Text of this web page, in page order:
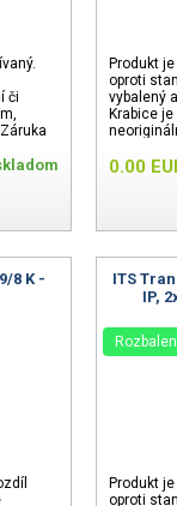
či
Produkt
oproti
vybalený
Krabice
0.00
8 K -
ITS
IP,
Produkt
oproti